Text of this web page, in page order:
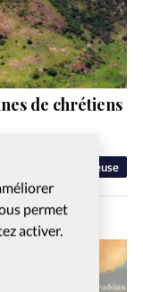
permet
activer.
Liberté religieuse
de chrétiens